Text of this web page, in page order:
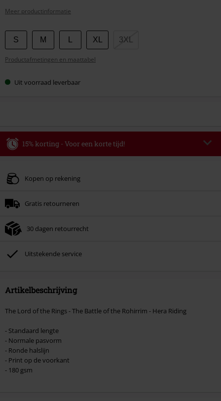
Meer productinformatie
Kies
je
maat
S M XL 3XL
Productafmetingen en maattabel
Uit voorraad leverbaar
15% korting - Voor een korte tijd!
Geldig t/m 09-08-2026
Zodra je de code hebt ingevoerd, wordt de korting automatisch verrekend in
Kan niet gecombineerd worden met andere kortingscodes. Boeken, media,
Toten Hosen, Metality, cadeaubonnen en artikelen met een inbegrepen
donatie zijn uitgesloten van de korting.
Kopen op rekening
Gratis retourneren
30 dagen retourrecht
Uitstekende service
Artikelbeschrijving
The Lord of the Rings - The Battle of the Rohirrim - Hera Riding
- Standaard lengte
- Normale pasvorm
- Ronde halslijn
- Print op de voorkant
- 180 gsm